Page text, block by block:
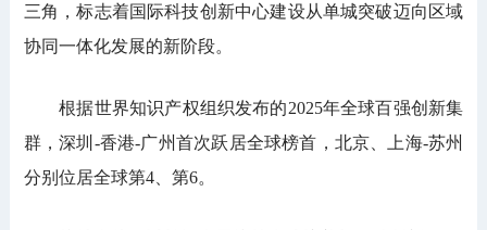
三角，标志着国际科技创新中心建设从单城突破迈向区域
协同一体化发展的新阶段。
根据世界知识产权组织发布的2025年全球百强创新集
群，深圳-香港-广州首次跃居全球榜首，北京、上海-苏州
分别位居全球第4、第6。